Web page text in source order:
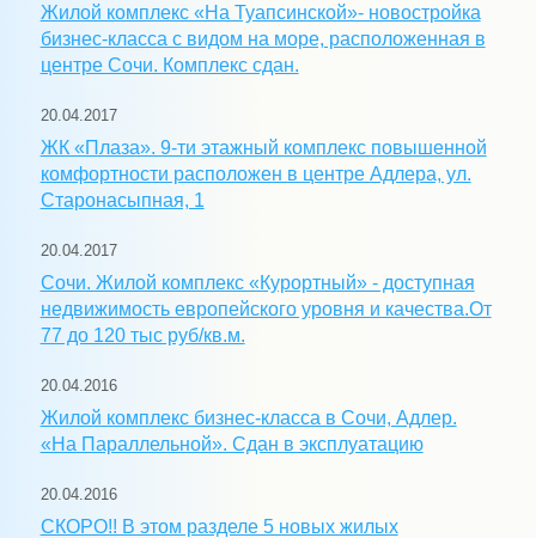
Жилой комплекс «На Туапсинской»- новостройка
бизнес-класса с видом на море, расположенная в
центре Сочи. Комплекс сдан.
20.04.2017
ЖК «Плаза». 9-ти этажный комплекс повышенной
комфортности расположен в центре Адлера, ул.
Старонасыпная, 1
20.04.2017
Сочи. Жилой комплекс «Курортный» - доступная
недвижимость европейского уровня и качества.От
77 до 120 тыс руб/кв.м.
20.04.2016
Жилой комплекс бизнес-класса в Сочи, Адлер.
«На Параллельной». Сдан в эксплуатацию
20.04.2016
СКОРО!! В этом разделе 5 новых жилых